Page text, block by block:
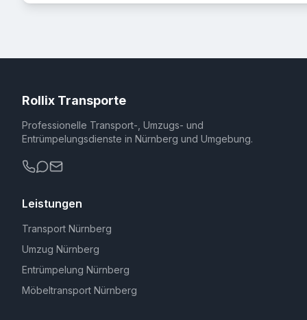
Rollix Transporte
Professionelle Transport-, Umzugs- und
Entrümpelungsdienste in Nürnberg und Umgebung.
Leistungen
Transport Nürnberg
Umzug Nürnberg
Entrümpelung Nürnberg
Möbeltransport Nürnberg